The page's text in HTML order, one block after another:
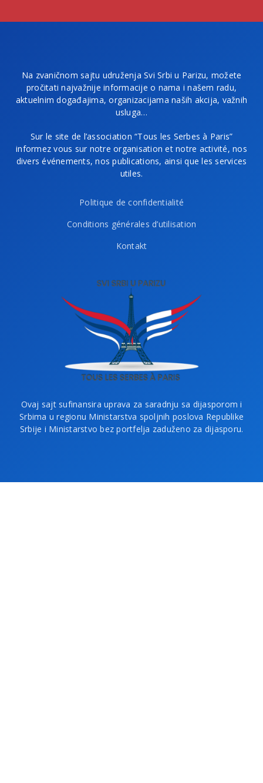
Na zvaničnom sajtu udruženja Svi Srbi u Parizu, možete
pročitati najvažnije informacije o nama i našem radu,
aktuelnim događajima, organizacijama naših akcija, važnih
usluga…
Sur le site de l’association “Tous les Serbes à Paris”
informez vous sur notre organisation et notre activité, nos
divers événements, nos publications, ainsi que les services
utiles.
Politique de confidentialité
Conditions générales d’utilisation
Kontakt
Ovaj sajt sufinansira uprava za saradnju sa dijasporom i
Srbima u regionu Ministarstva spoljnih poslova Republike
Srbije i Ministarstvo bez portfelja zaduženo za dijasporu.